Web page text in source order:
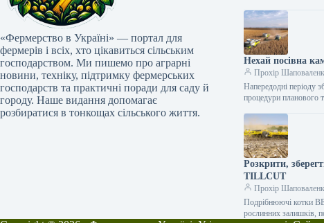
«Фермерство в Україні» — портал для
фермерів і всіх, хто цікавиться сільським
господарством. Ми пишемо про аграрні
новини, техніку, підтримку фермерських
господарств та практичні поради для саду й
городу. Наше видання допомагає
розбиратися в тонкощах сільського життя.
Нехай посівна
Прохір
Напередодні періоду
процедури планового
Розкрити,
TILLCUT
Прохір
Подрібнюючі котки
рослинних залишків,